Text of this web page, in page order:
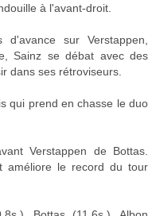
à l'avant-droit.
sur Verstappen,
Sainz se débat avec des
dans ses rétroviseurs.
qui prend en chasse le duo
Verstappen de Bottas.
améliore le record du tour